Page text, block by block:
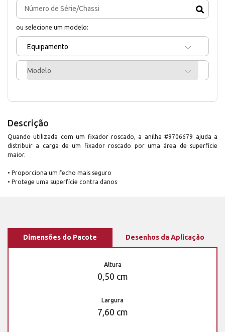
ou selecione um modelo:
Equipamento
Modelo
Descrição
Quando utilizada com um fixador roscado, a anilha #9706679 ajuda a
distribuir a carga de um fixador roscado por uma área de superfície
maior.
• Proporciona um fecho mais seguro
• Protege uma superfície contra danos
Dimensões do Pacote Desenhos da Aplicação
Altura
0,50 cm
Largura
7,60 cm